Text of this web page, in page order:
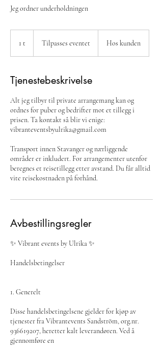
Jeg ordner underholdningen
1 t Tilpasses eventet Hos kunden
Tjenestebeskrivelse
Alt jeg tilbyr til private arrangemang kan og
ordnes for puber og bedrifter mot et tillegg i
prisen. Ta kontakt så blir vi enige:
vibranteventsbyulrika@gmail.com
Transport innen Stavanger og nærliggende
områder er inkludert. For arrangementer utenfor
beregnes et reisetillegg etter avstand. Du får alltid
Avbestillingsregler
✨ Vibrant events by Ulrika ✨
​Handelsbetingelser
1. Generelt
Disse handelsbetingelsene gjelder for kjøp av
tjenester fra Vibrantevents Sandström, org.nr.
936619207, heretter kalt leverandøren. Ved å
gjennomføre en